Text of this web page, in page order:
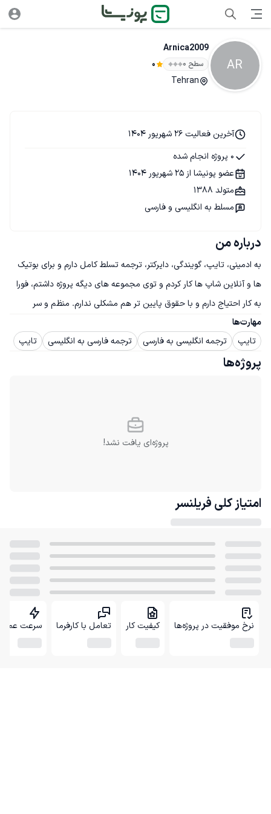
AR
Arnica2009
سطح ۰ 0
Tehran
درباره من
به ادمینی، تایپ، گویندگی، دایرکتر، ترجمه تسلط کامل دارم و برای بوتیک
ها و آنلاین شاپ ها کار کردم و توی مجموعه های دیگه پروژه داشتم، فورا
به کار احتیاج دارم و با حقوق پایین تر هم مشکلی ندارم. منظم و سر
مهارت‌ها
تایپ
ترجمه انگلیسی به فارسی ترجمه فارسی به انگلیسی تایپ
آخرین فعالیت 26 شهریور 1404
0 پروژه انجام شده
عضو پونیشا از 25 شهریور 1404
متولد 1388
مسلط به انگلیسی و فارسی
پروژه‌ها
پروژه‌ای یافت نشد!
امتیاز کلی فریلنسر
نرخ موفقیت در پروژه‌ها کیفیت کار تعامل با کارفرما سرعت عمل